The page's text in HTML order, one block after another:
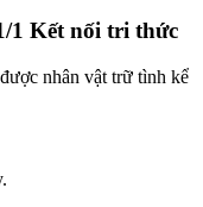
1 Kết nối tri thức
nhân vật trữ tình kể